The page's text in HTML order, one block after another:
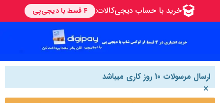
ارسال مرسولات 10 روز کاری میباشد
×